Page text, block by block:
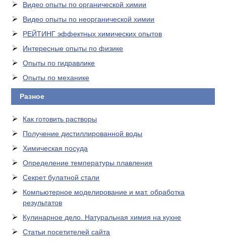
Видео опыты по органической химии
Видео опыты по неорганической химии
РЕЙТИНГ эффектных химических опытов
Интересные опыты по физике
Опыты по гидравлике
Опыты по механике
Разное
Как готовить растворы
Получение дистиллированной воды
Химическая посуда
Определение температуры плавления
Секрет булатной стали
Компьютерное моделирование и мат. обработка
результатов
Кулинарное дело. Натуральная химия на кухне
Статьи посетителей сайта